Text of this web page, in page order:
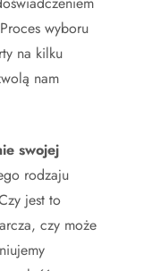
wyboru
na kilku
nam
swojej
rodzaju
jest to
czy może